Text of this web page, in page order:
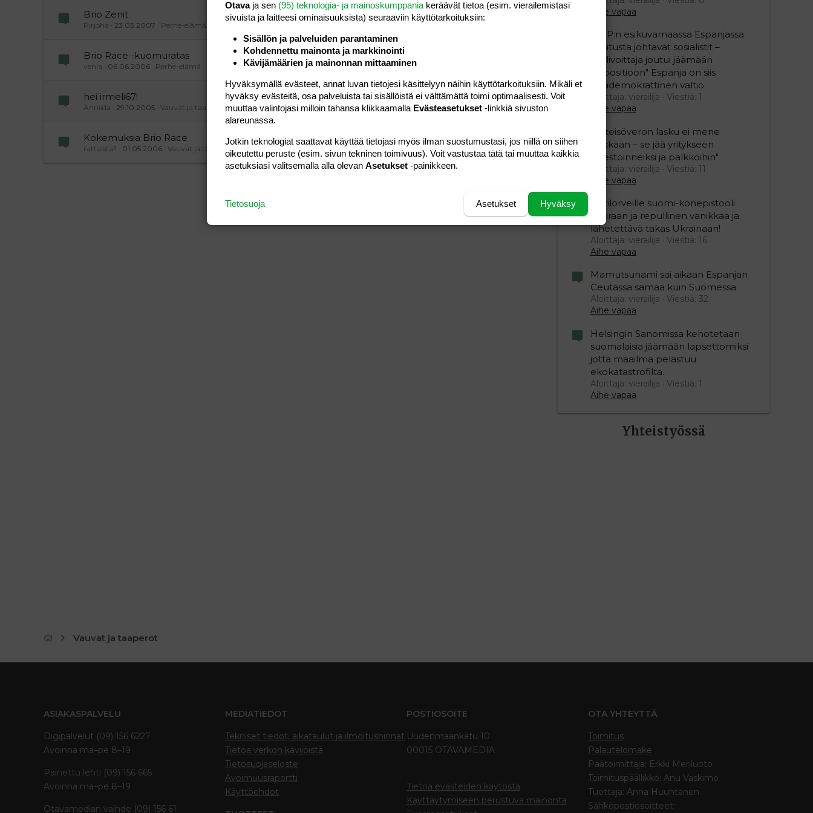
Brio Zenit
Pirjoha 23.03.2007 Perhe-elämä
Viestiä 4
19.04.2007
taustalla
Brio Race -kuomuratas
venla 06.06.2006 Perhe-elämä
Viestiä 2
Luettu 353
hei irmeli67!
Anniida 29.10.2005 Vauvat ja taaperot
Viestiä 1
Luettu 362
01.11.2005
irmeli67
Kokemuksia Brio Race
rattaista? 01.05.2006 Vauvat ja taaperot
Viestiä 2
Luettu 1K
02.05.2006
nostellaan...
Aihe vapaa
"SDP:n esikuvamaassa Espanjassa
hallitusta johtavat sosialistit –
vaalivoittaja joutui jäämään
oppositioon" Espanja on siis
epädemokrattinen valtio
Aloittaja: vierailija
Viestiä: 1
Aihe vapaa
"Yhteisöveron lasku ei mene
hukkaan – se jää yritykseen
investoinneiksi ja palkkoihin"
Aloittaja: vierailija
Viestiä: 11
Aihe vapaa
Ukrilorveille suomi-konepistooli
kouraan ja repullinen vanikkaa ja
lähetettävä takas Ukrainaan!
Aloittaja: vierailija
Viestiä: 16
Aihe vapaa
Mamutsunami sai aikaan Espanjan
Ceutassa samaa kuin Suomessa
Aloittaja: vierailija
Viestiä: 32
Aihe vapaa
Helsingin Sanomissa kehotetaan
suomalaisia jäämään lapsettomiksi
jotta maailma pelastuu
ekokatastrofilta.
Aloittaja: vierailija
Viestiä: 1
Aihe vapaa
Yhteistyössä
Vauvat ja taaperot
ASIAKASPALVELU
Digipalvelut (09) 156 6227
Avoinna ma–pe 8–19
Painettu lehti (09) 156 665
Avoinna ma–pe 8–19
Otavamedian vaihde (09) 156 61
MEDIATIEDOT
Tekniset tiedot, aikataulut ja ilmoitushinnat
Tietoa verkon kävijöistä
Tietosuojaseloste
Avoimuusraportti
Käyttöehdot
POSTIOSOITE
Uudenmaankatu 10
00015 OTAVAMEDIA
Tietoa evästeiden käytöstä
Käyttäytymiseen perustuva mainonta
OTA YHTEYTTÄ
Toimitus
Palautelomake
Päätoimittaja: Erkki Meriluoto
Toimituspäällikkö: Anu Vaskimo
Tuottaja: Anna Huuhtanen
Sähköpostiosoitteet:
Otavaja sen (95) teknologia- ja mainoskumppania keräävät tietoa (esim. vierailemis­tasi
sivuista ja laitteesi ominaisuuk­sista) seuraaviin käyttötarkoituksiin:
Sisällön ja palveluiden parantaminen
Kohdennettu mainonta ja markkinointi
Kävijämäärien ja mainonnan mittaaminen
Hyväksymällä evästeet, annat luvan tietojesi käsittelyyn näihin käyttötarkoituksiin. Mikäli et
hyväksy evästeitä, osa palveluista tai sisällöistä ei välttämättä toimi optimaalisesti. Voit
muuttaa valintojasi milloin tahansa klikkaamalla Evästeasetukset -linkkiä sivuston
alareunassa.
Jotkin teknologiat saattavat käyttää tietojasi myös ilman suostumustasi, jos niillä on siihen
oikeutettu peruste (esim. sivun tekninen toimivuus). Voit vastustaa tätä tai muuttaa kaikkia
asetuksiasi valitsemalla alla olevan Asetukset -painikkeen.
Hyväksy
Asetukset
Tietosuoja